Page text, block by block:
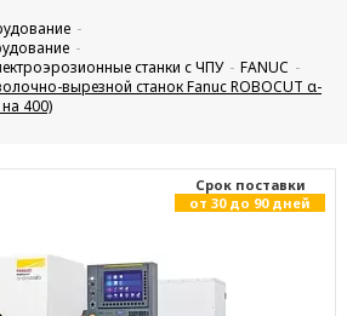
станки с ЧПУ
FANUC
вырезной станок Fanuc ROBOCUT α-
400)
Cрок поставки
от 30 до 90 дней